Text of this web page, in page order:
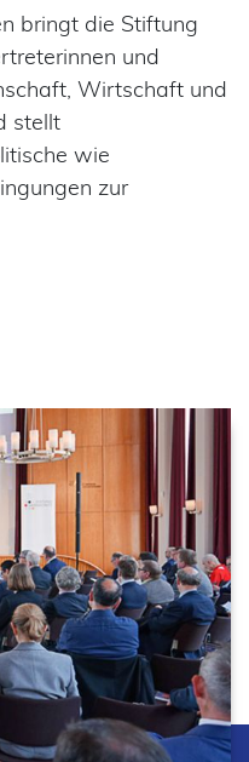
bringt die Stiftung
und
Wirtschaft und
stellt
wie
zur